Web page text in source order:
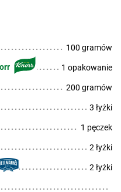
100 gramów
1 opakowanie
200 gramów
3 łyżki
1 pęczek
2 łyżki
2 łyżki